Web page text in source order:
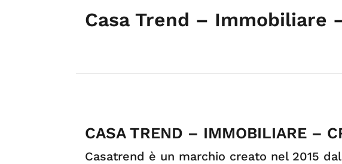
Casa Trend – Immobiliare
CASA TREND – IMMOBILIARE –
Casatrend è un marchio creato nel 2015